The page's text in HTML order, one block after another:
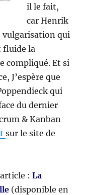
il le fait,
car Henrik
vulgarisation qui
fluide la
compliqué. Et si
J’espère que
qui
du dernier
& Kanban
sur le site de
article :La
(disponible en